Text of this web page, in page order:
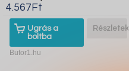
4.567Ft
Ugrás a
boltba
Részletek
Butor1.hu